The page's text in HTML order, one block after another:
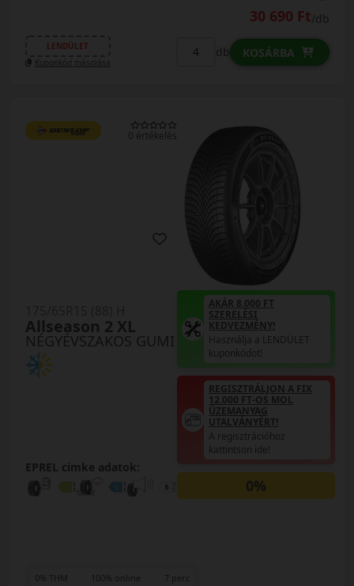
30 690 Ft/db
LENDÜLET
Kuponkód másolása
db KOSÁRBA
0 értékelés
NÉGYÉVSZAKOS GUMI
Allseason 2 XL
EPREL cimke adatok:
AKÁR 8.000 FT
SZERELÉSI
KEDVEZMÉNY!
Használja a LENDÜLET
kuponkódot!
REGISZTRÁLJON A FIX
12.000 FT-OS MOL
ÜZEMANYAG
UTALVÁNYÉRT!
A regisztrációhoz
kattintson ide!
0%
0% THM 100% online 7 perc